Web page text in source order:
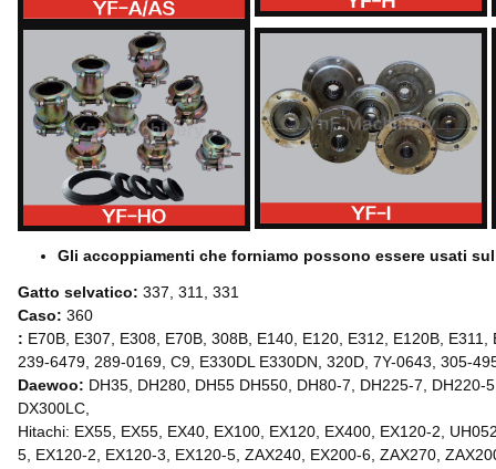
Gli accoppiamenti che forniamo possono essere usati
Gatto selvatico: 337, 311, 331
Caso: 360
: E70B, E307, E308, E70B, 308B, E140, E120, E312, E120B,
239-6479, 289-0169, C9, E330DL E330DN, 320D, 7Y-0643, 305-
Daewoo: DH35, DH280, DH55 DH550, DH80-7, DH225-7,
DX300LC,
Hitachi: EX55, EX55, EX40, EX100, EX120, EX400, EX120-2,
5, EX120-2, EX120-3, EX120-5, ZAX240, EX200-6, ZAX270,